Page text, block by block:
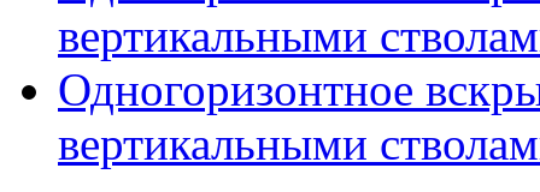
вертикальными
Одногоризонтное
вертикальными